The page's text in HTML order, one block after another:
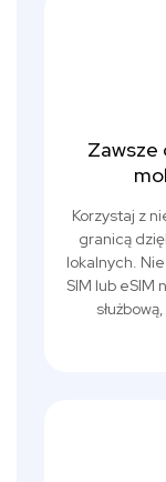
Zawsze
Korzystaj z
granicą
lokalnych.
SIM lub eSIM